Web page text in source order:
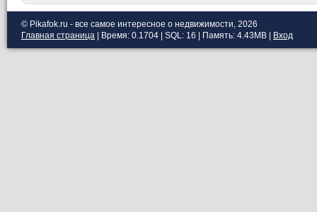
© Pikafok.ru - все самое интересное о недвижимости, 2026
Главная страница | Время: 0.1704 | SQL: 16 | Память: 4.43MB Вход